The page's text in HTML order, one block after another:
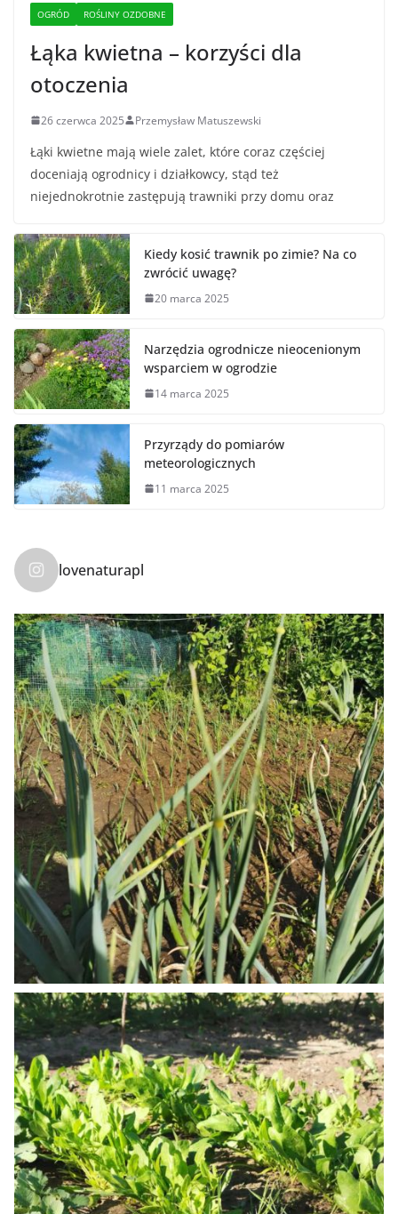
OGRÓD ROŚLINY OZDOBNE
Łąka kwietna – korzyści dla
otoczenia
26 czerwca 2025 Przemysław Matuszewski
Łąki kwietne mają wiele zalet, które coraz częściej
doceniają ogrodnicy i działkowcy, stąd też
niejednokrotnie zastępują trawniki przy domu oraz
Kiedy kosić trawnik po zimie? Na co
zwrócić uwagę?
20 marca 2025
Narzędzia ogrodnicze nieocenionym
wsparciem w ogrodzie
14 marca 2025
Przyrządy do pomiarów
meteorologicznych
11 marca 2025
lovenaturapl